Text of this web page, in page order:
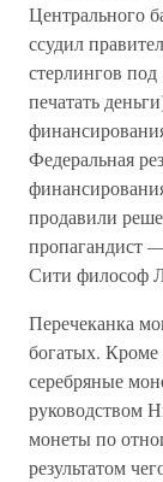
Центрального
ссудил
стерлингов
печатать
Федеральная
продавили
пропагандист
Сити философ
Перечеканка
богатых.
серебряные
руководством
монеты по
результатом